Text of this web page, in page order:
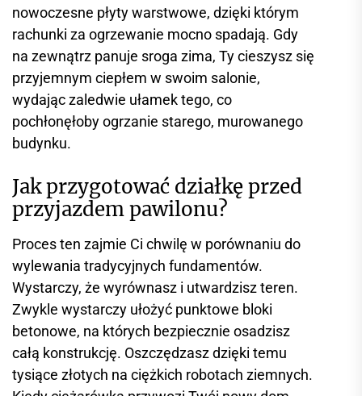
nowoczesne płyty warstwowe, dzięki którym
rachunki za ogrzewanie mocno spadają. Gdy
na zewnątrz panuje sroga zima, Ty cieszysz się
przyjemnym ciepłem w swoim salonie,
wydając zaledwie ułamek tego, co
pochłonęłoby ogrzanie starego, murowanego
budynku.
Jak przygotować działkę przed
przyjazdem pawilonu?
Proces ten zajmie Ci chwilę w porównaniu do
wylewania tradycyjnych fundamentów.
Wystarczy, że wyrównasz i utwardzisz teren.
Zwykle wystarczy ułożyć punktowe bloki
betonowe, na których bezpiecznie osadzisz
całą konstrukcję. Oszczędzasz dzięki temu
tysiące złotych na ciężkich robotach ziemnych.